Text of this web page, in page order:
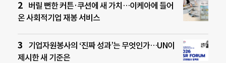
버릴 뻔한 커튼·쿠션에 새 가치…이케아에 들어
온 사회적기업 재봉 서비스
기업자원봉사의 ‘진짜 성과’는 무엇인가…UN이
제시한 새 기준은